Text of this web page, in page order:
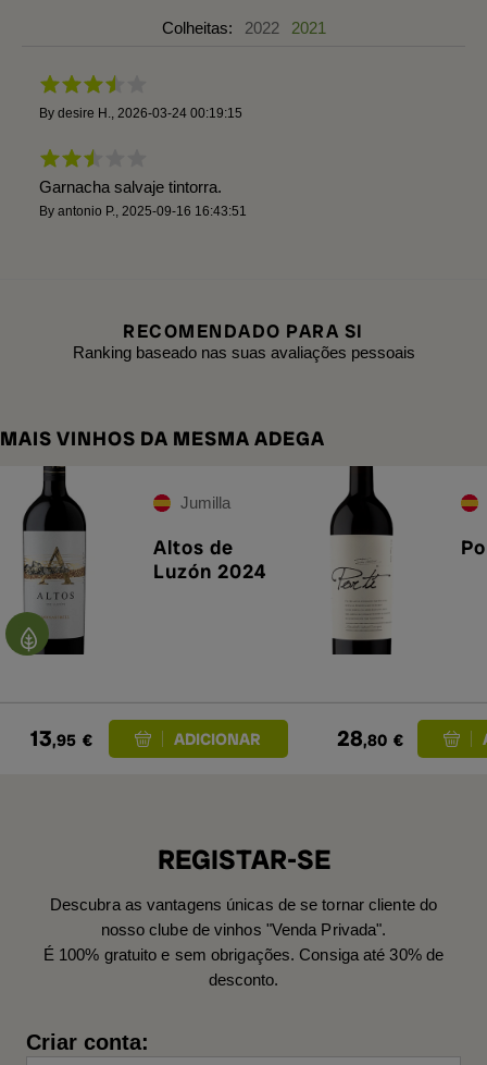
Colheitas: 2022 2021
By desire H. 2026-03-24 00:19:15
Garnacha salvaje tintorra.
By antonio P. 2025-09-16 16:43:51
RECOMENDADO PARA SI
Ranking baseado nas suas avaliações pessoais
MAIS VINHOS DA MESMA ADEGA
Jumilla
Altos de
Luzón 2024
13,95 € 28,80 €
REGISTAR-SE
Descubra as vantagens únicas de se tornar cliente do
nosso clube de vinhos "Venda Privada".
É 100% gratuito e sem obrigações. Consiga até 30% de
desconto.
Criar conta: